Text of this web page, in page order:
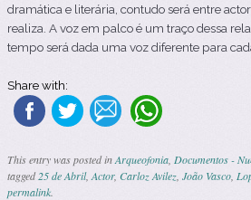
dramática e literária, contudo será entre
realiza. A voz em palco é um traço dessa
tempo será dada uma voz diferente para
Share with:
This entry was posted inArqueofonia Documentos -
tagged25 de Abril, Actor, Carloz Avilez João Vasco
permalink.